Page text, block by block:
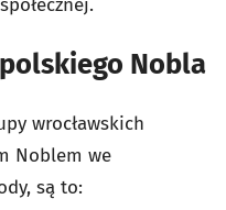
Nobla
wrocławskich
Noblem we
są to: